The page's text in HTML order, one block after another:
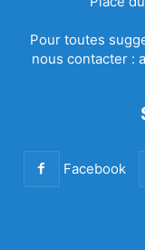
Pour toutes
nous contacter :
Facebook